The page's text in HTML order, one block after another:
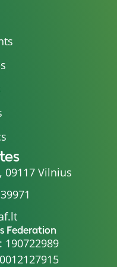
09117 Vilnius
Federation
190722989